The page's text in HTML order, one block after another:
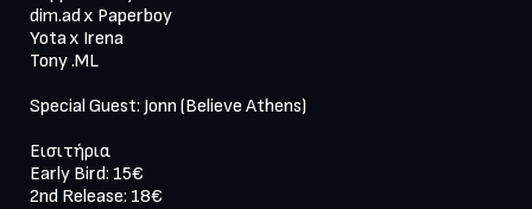
dim.ad x Paperboy
Yota x Irena
Tony .ML
Special Guest: Jonn (Believe Athens)
Εισιτήρια
Early Bird: 15€
2nd Release: 18€